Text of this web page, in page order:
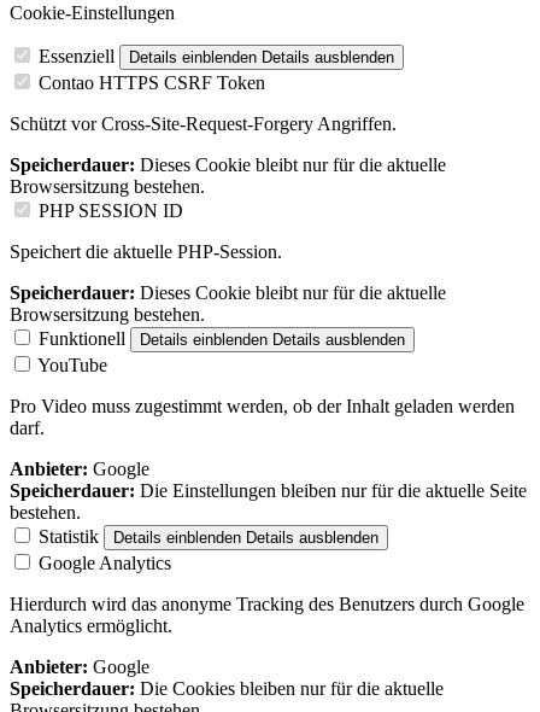
Cookie-Einstellungen
Essenziell Details einblenden Details ausblenden
Contao HTTPS CSRF Token
Schützt vor Cross-Site-Request-Forgery Angriffen.
Speicherdauer: Dieses Cookie bleibt nur für die aktuelle
Browsersitzung bestehen.
PHP SESSION ID
Speichert die aktuelle PHP-Session.
Speicherdauer: Dieses Cookie bleibt nur für die aktuelle
Browsersitzung bestehen.
Funktionell
Details einblenden Details ausblenden
YouTube
Pro Video muss zugestimmt werden, ob der Inhalt geladen werden
darf.
Anbieter: Google
Speicherdauer: Die Einstellungen bleiben nur für die aktuelle Seite
bestehen.
Statistik
Details einblenden Details ausblenden
Google Analytics
Hierdurch wird das anonyme Tracking des Benutzers durch Google
Analytics ermöglicht.
Anbieter: Google
Speicherdauer: Die Cookies bleiben nur für die aktuelle